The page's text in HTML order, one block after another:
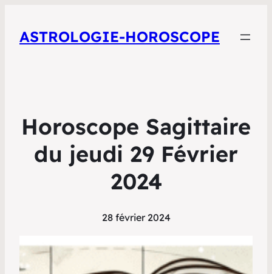
ASTROLOGIE-HOROSCOPE
Horoscope Sagittaire
du jeudi 29 Février
2024
28 février 2024